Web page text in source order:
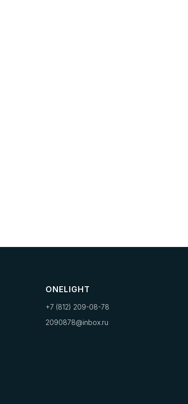
ONELIGHT
+7 (812) 209-08-78
2090878@inbox.ru